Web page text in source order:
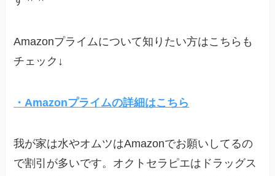
Amazonプライムについて知りたい方はこちらも
チェック↓
・Amazonプライムの詳細はこちら
我が家は水やオムツはAmazonでお願いしてるの
で割引が多いです。オクトセラピエはドラッグス